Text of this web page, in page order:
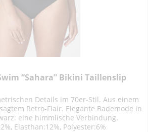
“Sahara” Bikini Taillenslip
Details im 70er-Stil. Aus einem
Retro-Flair. Elegante Bademode in
eine himmlische Verbindung.
Elasthan:12%, Polyester:6%